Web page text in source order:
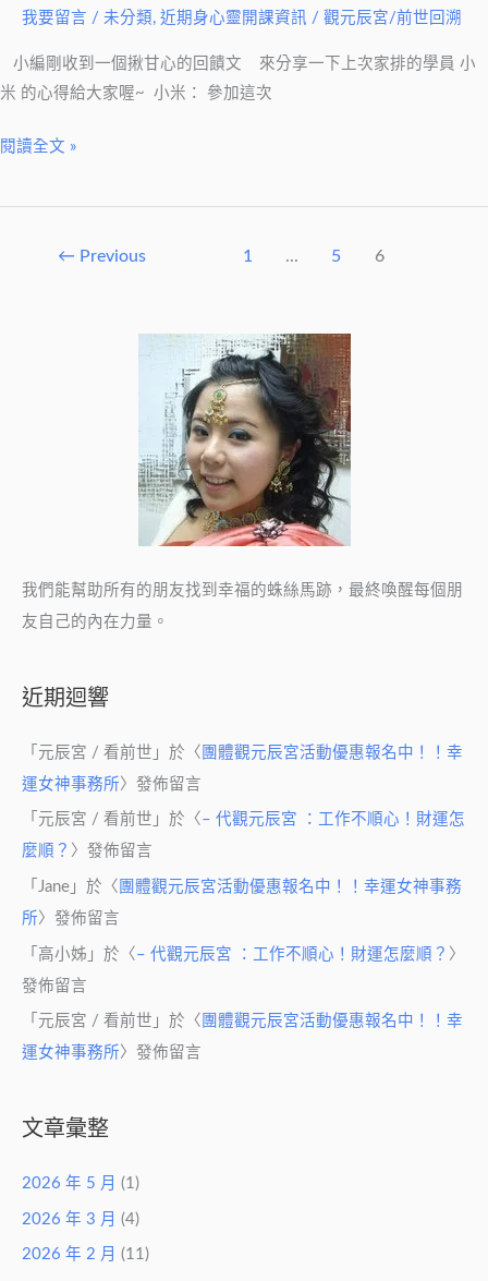
我要留言 / 未分類, 近期身心靈開課資訊 / 觀元辰宮/前世回溯
小編剛收到一個揪甘心的回饋文 來分享一下上次家排的學員 小
米 的心得給大家喔~ 小米： 參加這次
看
我
他，
閱讀全文 »
← Previous 1 ... 5 6
我們能幫助所有的朋友找到幸福的蛛絲馬跡，最終喚醒每個朋
友自己的內在力量。
近期迴響
「 元辰宮 / 看前世 」於〈 團體觀元辰宮活動優惠報名中！！幸
運女神事務所〉發佈留言
「 元辰宮 / 看前世 」於〈 – 代觀元辰宮 ：工作不順心！財運怎
麼順？ 〉發佈留言
「 Jane 」於〈 團體觀元辰宮活動優惠報名中！！幸運女神事務
所 〉發佈留言
「 高小姊 」於〈 – 代觀元辰宮 ：工作不順心！財運怎麼順？ 〉
發佈留言
「 元辰宮 / 看前世 」於〈 團體觀元辰宮活動優惠報名中！！幸
運女神事務所〉發佈留言
文章彙整
2026 年 5 月 (1)
2026 年 3 月 (4)
2026 年 2 月 (11)